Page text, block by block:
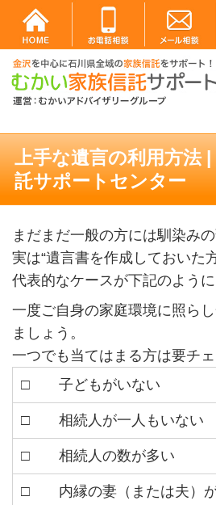
上手な遺言の利用方法
託サポートセンター
まだまだ一般の方には馴染み
実は“遺言書を作成しておいた
代表的なケースが下記のように
一度ご自身の家庭環境に照ら
ましょう。
一つでも当てはまる方は要チェ
□ 子どもがいない
□ 相続人が一人もいない
□ 相続人の数が多い
□ 内縁の妻（または夫）